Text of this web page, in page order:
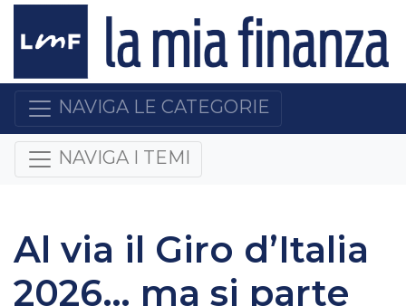
NAVIGA LE CATEGORIE
NAVIGA I TEMI
Al via il Giro d’Italia
2026… ma si parte